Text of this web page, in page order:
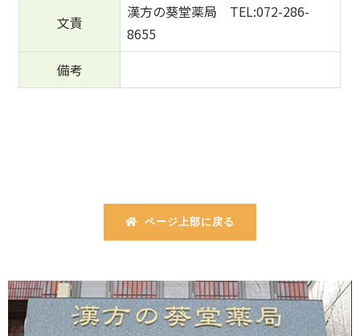
文責
漢方の葵堂薬局 TEL:072-286-
8655
備考
ページ上部に戻る